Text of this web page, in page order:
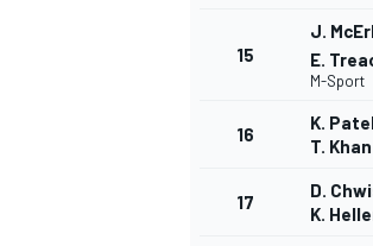
15
J.
E.
M-Sport
16
K.
T. Khan
17
D.
K.